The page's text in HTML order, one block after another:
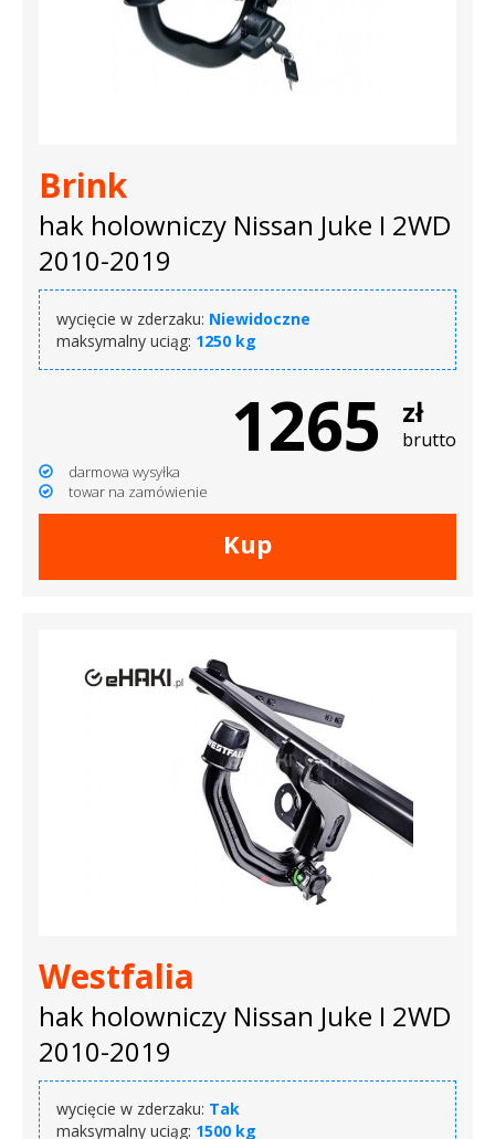
Brink
hak holowniczy Nissan Juke I 2WD
2010-2019
wycięcie w zderzaku: Niewidoczne
maksymalny uciąg: 1250 kg
1265 zł
brutto
darmowa wysyłka
towar na zamówienie
Kup
Westfalia
hak holowniczy Nissan Juke I 2WD
2010-2019
wycięcie w zderzaku: Tak
maksymalny uciąg: 1500 kg